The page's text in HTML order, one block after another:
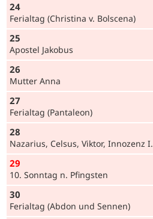
24
Ferialtag (Christina v. Bolscena)
25
Apostel Jakobus
26
Mutter Anna
27
Ferialtag (Pantaleon)
28
Nazarius, Cel­sus, Viktor, Innozenz I.
29
10. Sonntag n. Pfingsten
30
Ferialtag (Abdon und Sennen)